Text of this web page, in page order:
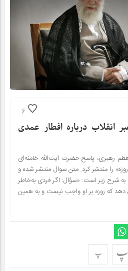
6
انقلاب درباره افطار عمدی
رهبری، پاسخ حضرت آیت‌الله خامنه‌ای
را منتشر کرد. متن سوال منتشر شده و
به شرح زیر است: «سؤال: اگر فردی به‌خاطر
دهد که روزه بر او واجب نیست و به همین
پ پ